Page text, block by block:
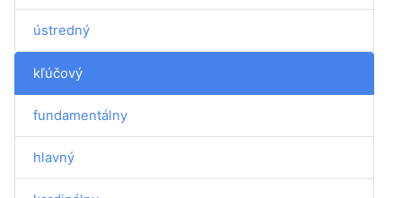
ústredný
kľúčový
fundamentálny
hlavný